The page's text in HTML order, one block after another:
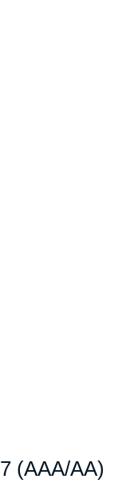
(AAА/AA)